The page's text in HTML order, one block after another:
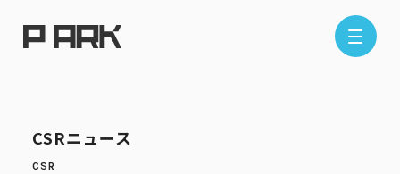
店舗情報
CSRニュース